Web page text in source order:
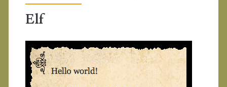
Elf